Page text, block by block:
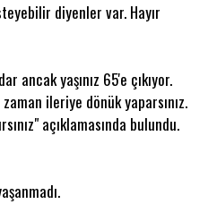
diyenler var. Hayır
ancak yaşınız 65'e çıkıyor.
ileriye dönük yaparsınız.
açıklamasında bulundu.